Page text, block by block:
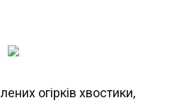
огірків хвостики,